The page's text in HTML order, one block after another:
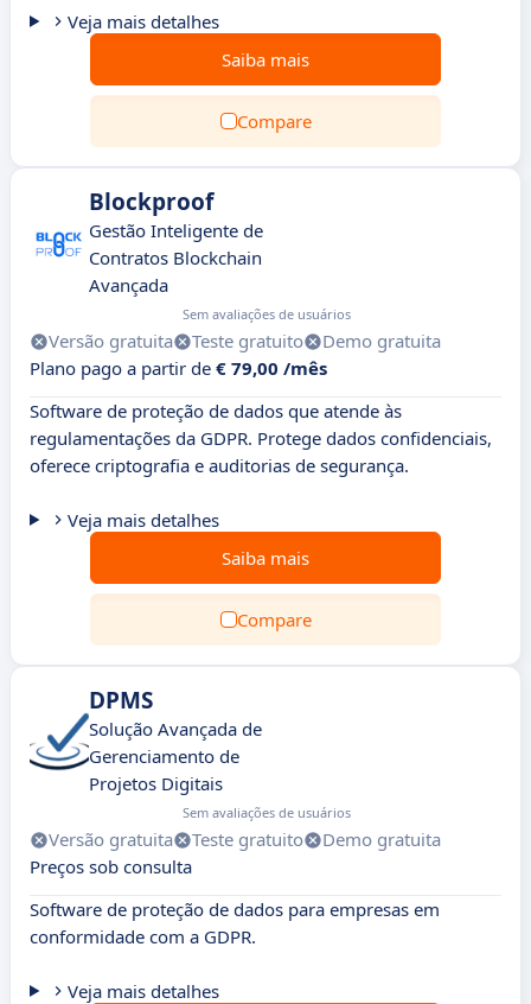
Veja mais detalhes
Saiba mais
Compare
Blockproof
Gestão Inteligente de
Contratos Blockchain
Avançada
Sem avaliações de usuários
Versão gratuita Teste gratuito
Demo gratuita
Plano pago a partir de € 79,00 /mês
Software de proteção de dados que atende às
regulamentações da GDPR. Protege dados confidenciais,
oferece criptografia e auditorias de segurança.
Veja mais detalhes
Saiba mais
Compare
DPMS
Solução Avançada de
Gerenciamento de
Projetos Digitais
Sem avaliações de usuários
Versão gratuita Teste gratuito
Demo gratuita
Preços sob consulta
Software de proteção de dados para empresas em
conformidade com a GDPR.
Veja mais detalhes